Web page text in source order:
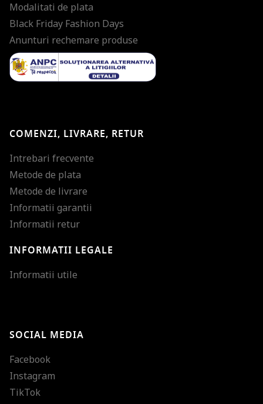
Modalitati de plata
Black Friday Fashion Days
Anunturi rechemare produse
COMENZI, LIVRARE, RETUR
Intrebari frecvente
Metode de plata
Metode de livrare
Informatii garantii
Informatii retur
INFORMATII LEGALE
Informatii utile
SOCIAL MEDIA
Facebook
Instagram
TikTok